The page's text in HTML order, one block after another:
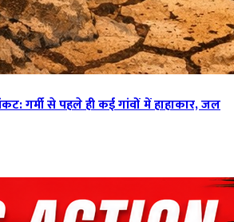
गर्मी से पहले ही कई गांवों में हाहाकार, जल